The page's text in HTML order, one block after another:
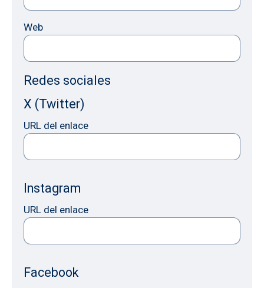
Web
Redes sociales
X (Twitter)
URL del enlace
Instagram
URL del enlace
Facebook